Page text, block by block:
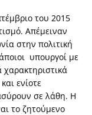
του 2015
Απέμειναν
στην πολιτική
υπουργοί με
χαρακτηριστικά
ενίοτε
σε λάθη. Η
το ζητούμενο